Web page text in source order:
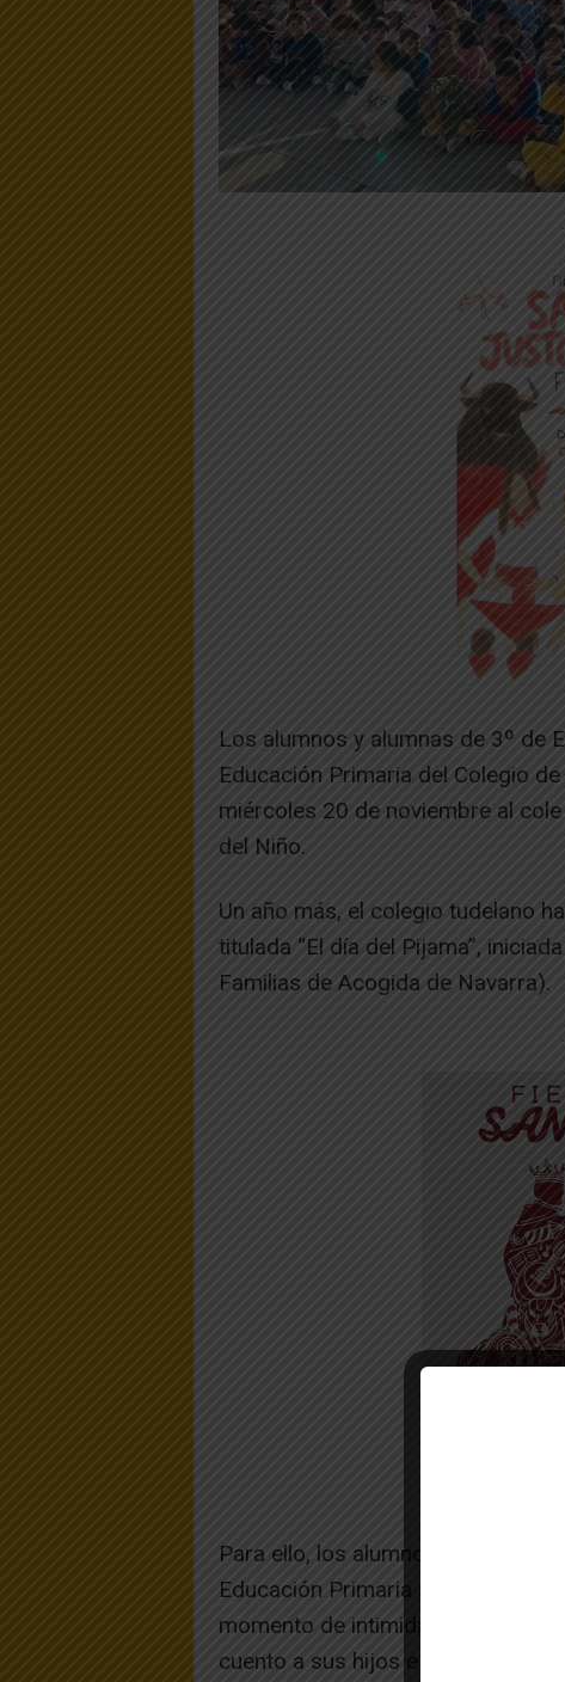
Los alumnos y alumnas de 3º de
Educación Primaria del Colegio
miércoles 20 de noviembre al
del Niño.
Un año más, el colegio tudelano
titulada “El día del Pijama”,
Familias de Acogida de Navarra).
Para ello, los alumnos y alumnas
Educación Primaria acudieron al
momento de intimidad familiar en
cuento a sus hijos e hijas antes